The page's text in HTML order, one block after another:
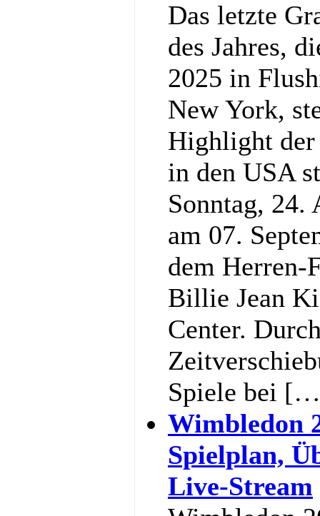
Das letzte
des Jahres,
2025 in
New York,
Highlight
in den USA
Sonntag, 24.
am 07.
dem Herren-
Billie Jean
Center.
Spiele bei
Wimbledon
Spielplan,
Live-Stream